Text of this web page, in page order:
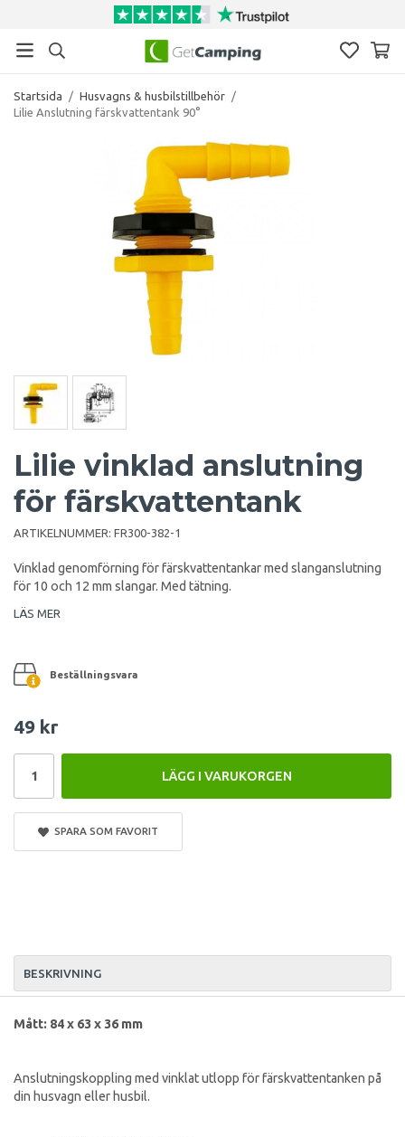
Startsida / Husvagns & husbilstillbehör /
Lilie Anslutning färskvattentank 90°
Lilie vinklad anslutning
för färskvattentank
ARTIKELNUMMER: FR300-382-1
Vinklad genomförning för färskvattentankar med slanganslutning
för 10 och 12 mm slangar. Med tätning.
LÄS MER
Beställningsvara
49 kr
LÄGG I VARUKORGEN
SPARA SOM FAVORIT
BESKRIVNING
Mått: 84 x 63 x 36 mm
Anslutningskoppling med vinklat utlopp för färskvattentanken på
din husvagn eller husbil.